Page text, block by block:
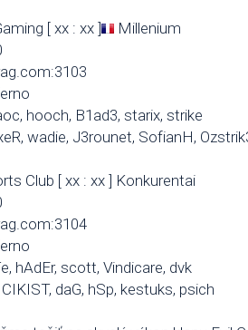
[ xx : xx ]
Millenium
hooch, B1ad3, starix, strike
wadie, J3rounet, SofianH,
Club [ xx : xx ] Konkurentai
hAdEr, scott, Vindicare, dvk
daG, hSp, kestuks, psich